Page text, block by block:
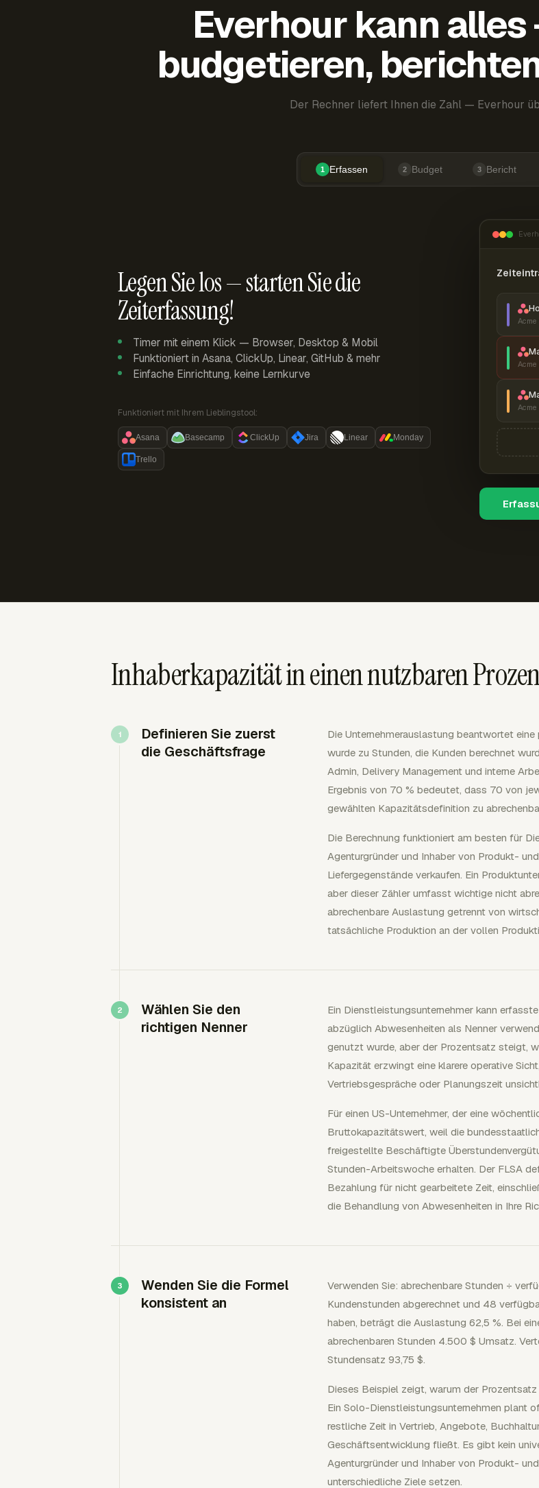
Everhour kann
budgetieren,
Der Rechner liefert Ihnen die Zahl — Everhour
1 Erfassen 2 Budget 3 Bericht
Legen Sie los — starten Sie die
Zeiterfassung!
Timer mit einem Klick — Browser, Desktop & Mobil
Funktioniert in Asana, ClickUp, Linear, GitHub & mehr
Einfache Einrichtung, keine Lernkurve
Funktioniert mit Ihrem Lieblingstool:
Asana Basecamp ClickUp Jira Linear Monday
Trello
Acme
Inhaberkapazität in einen nutzbaren
Definieren Sie zuerst
die Geschäftsfrage
Die Unternehmerauslastung beantwortet
wurde zu Stunden, die Kunden berechnet
Admin, Delivery Management und interne
Ergebnis von 70 % bedeutet, dass 70 von
gewählten Kapazitätsdefinition zu
Die Berechnung funktioniert am besten für
Agenturgründer und Inhaber von Produkt-
Liefergegenstände verkaufen. Ein
aber dieser Zähler umfasst wichtige nicht
abrechenbare Auslastung getrennt von
tatsächliche Produktion an der vollen
Wählen Sie den
richtigen Nenner
Ein Dienstleistungsunternehmer kann
abzüglich Abwesenheiten als Nenner
genutzt wurde, aber der Prozentsatz steigt,
Kapazität erzwingt eine klarere operative
Vertriebsgespräche oder Planungszeit
Für einen US-Unternehmer, der eine
Bruttokapazitätswert, weil die
freigestellte Beschäftigte
Stunden-Arbeitswoche erhalten. Der FLSA
Bezahlung für nicht gearbeitete Zeit,
die Behandlung von Abwesenheiten in Ihre
Wenden Sie die Formel
konsistent an
Verwenden Sie: abrechenbare Stunden ÷
Kundenstunden abgerechnet und 48
haben, beträgt die Auslastung 62,5 %. Bei
abrechenbaren Stunden 4.500 $ Umsatz.
Stundensatz 93,75 $.
Dieses Beispiel zeigt, warum der
Ein Solo-Dienstleistungsunternehmen plant
restliche Zeit in Vertrieb, Angebote,
Geschäftsentwicklung fließt. Es gibt kein
Agenturgründer und Inhaber von Produkt-
unterschiedliche Ziele setzen.